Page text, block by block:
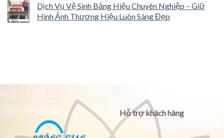
Dịch Vụ Vệ Sinh Bảng Hiệu Chuyên Nghiệp – Giữ
Hình Ảnh Thương Hiệu Luôn Sáng Đẹp
Hỗ trợ khách hàng